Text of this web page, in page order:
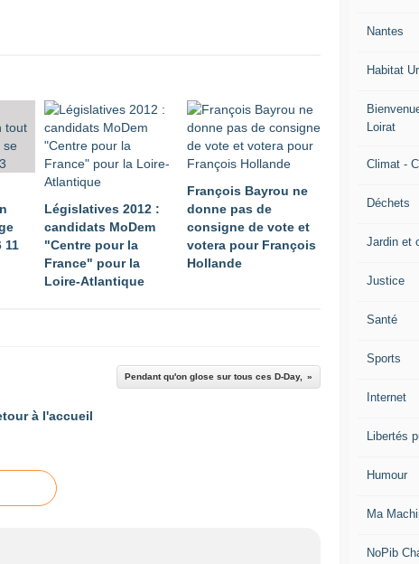
11
Législatives 2012 :
candidats MoDem
"Centre pour la
France" pour la
Loire-Atlantique
François Bayrou ne
donne pas de
consigne de vote et
votera pour François
Hollande
Pendant qu'on glose sur tous ces D-Day,
à l'accueil
Nantes
Habitat
Loirat
Climat -
Déchets
Jardin et
Justice
Santé
Sports
Internet
Libertés
Humour
Ma
NoPib